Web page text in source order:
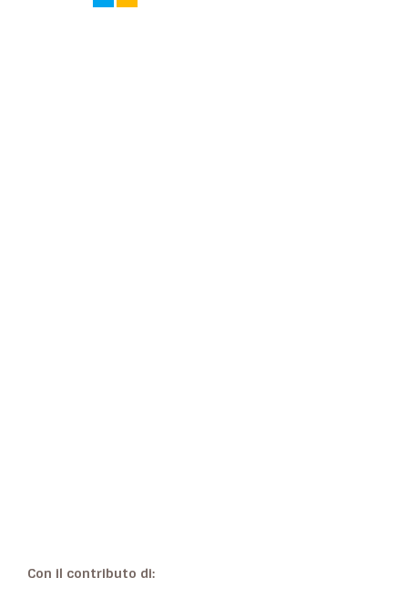
Con il contributo di: